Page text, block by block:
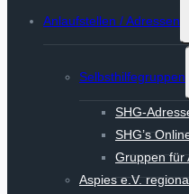
Anlaufstellen / Adressen
Selbsthilfegruppen
SHG-
SHG’s
Gruppen für
Aspies e.V.